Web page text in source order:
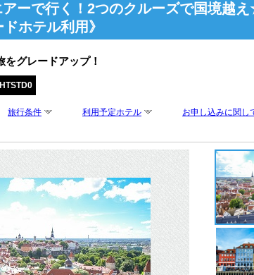
アーで行く！2つのクルーズで国境越
ホテル利用》
グレードアップ！
旅行条件 利用予定ホテル お申し込みに関し